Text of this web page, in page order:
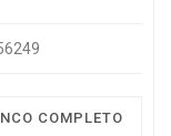
COMPLETO